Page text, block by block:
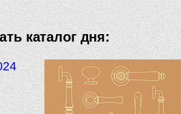
каталог дня: